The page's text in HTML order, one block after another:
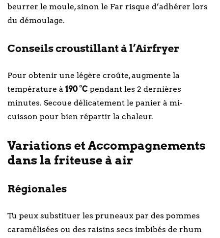
beurrer le moule, sinon le Far risque d’adhérer lors
du démoulage.
Conseils croustillant à l’Airfryer
Pour obtenir une légère croûte, augmente la
température à 190 °C pendant les 2 dernières
minutes. Secoue délicatement le panier à mi-
cuisson pour bien répartir la chaleur.
Variations et Accompagnements
dans la friteuse à air
Régionales
Tu peux substituer les pruneaux par des pommes
caramélisées ou des raisins secs imbibés de rhum